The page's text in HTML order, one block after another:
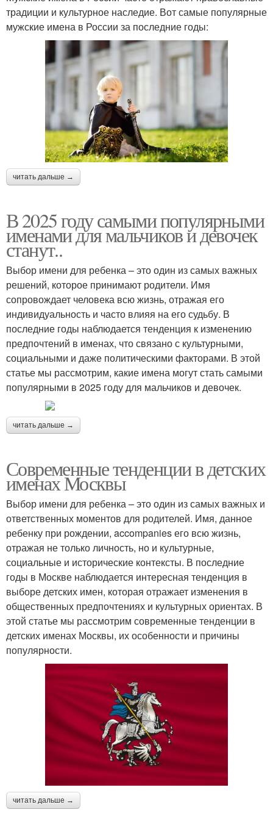
традиции и культурное наследие. Вот самые популярные
мужские имена в России за последние годы:
читать дальше →
В 2025 году самыми популярными
именами для мальчиков и девочек
станут..
Выбор имени для ребенка – это один из самых важных
решений, которое принимают родители. Имя
сопровождает человека всю жизнь, отражая его
индивидуальность и часто влияя на его судьбу. В
последние годы наблюдается тенденция к изменению
предпочтений в именах, что связано с культурными,
социальными и даже политическими факторами. В этой
статье мы рассмотрим, какие имена могут стать самыми
популярными в 2025 году для мальчиков и девочек.
читать дальше →
Современные тенденции в детских
именах Москвы
Выбор имени для ребенка – это один из самых важных и
ответственных моментов для родителей. Имя, данное
ребенку при рождении, accompanies его всю жизнь,
отражая не только личность, но и культурные,
социальные и исторические контексты. В последние
годы в Москве наблюдается интересная тенденция в
выборе детских имен, которая отражает изменения в
общественных предпочтениях и культурных ориентах. В
этой статье мы рассмотрим современные тенденции в
детских именах Москвы, их особенности и причины
популярности.
читать дальше →